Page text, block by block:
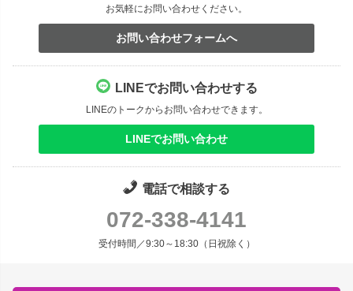
お気軽にお問い合わせください。
お問い合わせフォームへ
LINEでお問い合わせする
LINEのトークからお問い合わせできます。
LINEでお問い合わせ
電話で相談する
072-338-4141
受付時間／9:30～18:30（日祝除く）